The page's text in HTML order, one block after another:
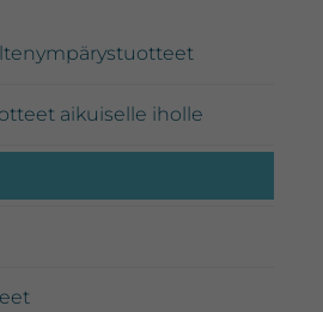
aikuiselle iholle